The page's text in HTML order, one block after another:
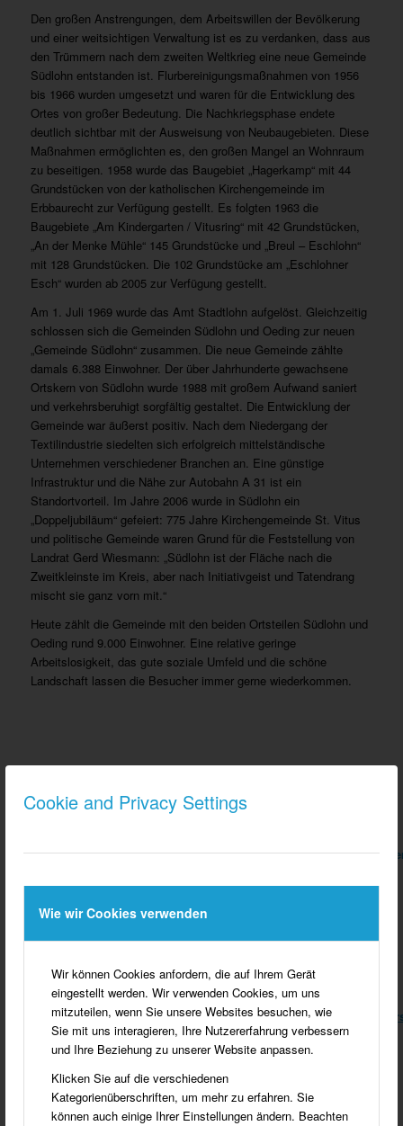
Cookie and Privacy Settings
Wie wir Cookies verwenden
Wir können Cookies anfordern, die auf Ihrem Gerät
eingestellt werden. Wir verwenden Cookies, um uns
mitzuteilen, wenn Sie unsere Websites besuchen, wie
Sie mit uns interagieren, Ihre Nutzererfahrung verbessern
und Ihre Beziehung zu unserer Website anpassen.
Klicken Sie auf die verschiedenen
Kategorienüberschriften, um mehr zu erfahren. Sie
können auch einige Ihrer Einstellungen ändern. Beachten
Den großen Anstrengungen, dem Arbeitswillen der Bevölkerung
und einer weitsichtigen Verwaltung ist es zu verdanken, dass aus
den Trümmern nach dem zweiten Weltkrieg eine neue Gemeinde
Südlohn entstanden ist. Flurbereinigungsmaßnahmen von 1956
bis 1966 wurden umgesetzt und waren für die Entwicklung des
Ortes von großer Bedeutung. Die Nachkriegsphase endete
deutlich sichtbar mit der Ausweisung von Neubaugebieten. Diese
Maßnahmen ermöglichten es, den großen Mangel an Wohnraum
zu beseitigen. 1958 wurde das Baugebiet „Hagerkamp“ mit 44
Grundstücken von der katholischen Kirchengemeinde im
Erbbaurecht zur Verfügung gestellt. Es folgten 1963 die
Baugebiete „Am Kindergarten / Vitusring“ mit 42 Grundstücken,
„An der Menke Mühle“ 145 Grundstücke und „Breul – Eschlohn“
mit 128 Grundstücken. Die 102 Grundstücke am „Eschlohner
Esch“ wurden ab 2005 zur Verfügung gestellt.
Am 1. Juli 1969 wurde das Amt Stadtlohn aufgelöst. Gleichzeitig
schlossen sich die Gemeinden Südlohn und Oeding zur neuen
„Gemeinde Südlohn“ zusammen. Die neue Gemeinde zählte
damals 6.388 Einwohner. Der über Jahrhunderte gewachsene
Ortskern von Südlohn wurde 1988 mit großem Aufwand saniert
und verkehrsberuhigt sorgfältig gestaltet. Die Entwicklung der
Gemeinde war äußerst positiv. Nach dem Niedergang der
Textilindustrie siedelten sich erfolgreich mittelständische
Unternehmen verschiedener Branchen an. Eine günstige
Infrastruktur und die Nähe zur Autobahn A 31 ist ein
Standortvorteil. Im Jahre 2006 wurde in Südlohn ein
„Doppeljubiläum“ gefeiert: 775 Jahre Kirchengemeinde St. Vitus
und politische Gemeinde waren Grund für die Feststellung von
Landrat Gerd Wiesmann: „Südlohn ist der Fläche nach die
Zweitkleinste im Kreis, aber nach Initiativgeist und Tatendrang
mischt sie ganz vorn mit.“
Heute zählt die Gemeinde mit den beiden Ortsteilen Südlohn und
Oeding rund 9.000 Einwohner. Eine relative geringe
Arbeitslosigkeit, das gute soziale Umfeld und die schöne
Landschaft lassen die Besucher immer gerne wiederkommen.
Südlohn – Luftaufnahme aus dem Oeding – Luftaufnahme aus
Das Bürgerhaus, in dem der
Heimatverein Oeding die
Heimatstube eingerichtet hat
Haus Wilmers
Mit der Kultur – und
BegegnungsstätteHaus
wurde eine neue gute Stube
Südlohns hergerichtet.